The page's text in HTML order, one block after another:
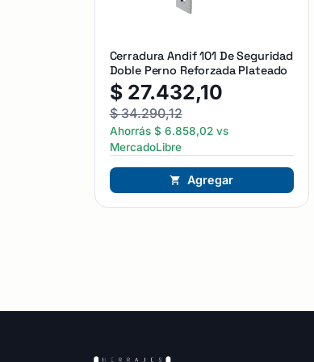
Cerradura Andif 101 De Seguridad
Doble Perno Reforzada Plateado
$ 27.432,10
$34.290,12
Ahorrás $ 6.858,02vs
MercadoLibre
Agregar